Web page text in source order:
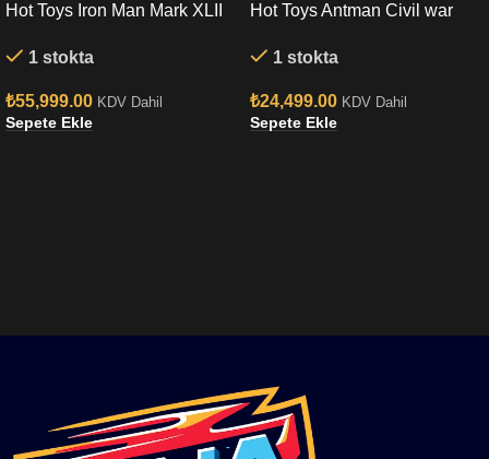
Hot Toys Iron Man Mark XLII
Scale Figure
1 stokta
₺55,999.00 KDV Dahil
Sepete Ekle
Hot Toys Antman Civil war
1 stokta
₺24,499.00 KDV Dahil
Sepete Ekle